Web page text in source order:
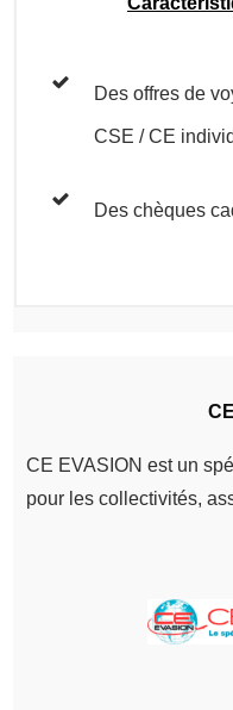
Des offres de
CSE / CE
Des chèques
CE EVASION est un
pour les collectivités,